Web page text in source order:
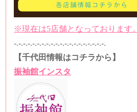
※現在は5店舗となっております。
-.-.-.-.-.-.-.-.-.-.-.-.-.-.-.-.-.-.-.-.
【千代田情報はコチラから】
振袖館インスタ